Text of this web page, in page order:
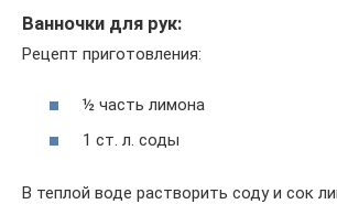
Ванночки для рук:
Рецепт приготовления:
½ часть лимона
1 ст. л. соды
В теплой воде растворить соду и сок